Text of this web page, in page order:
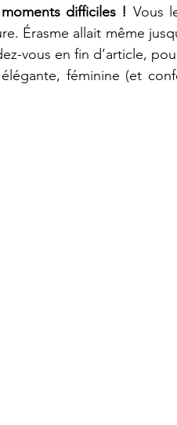
difficiles ! Vous
Érasme allait même
vous en fin d’article,
féminine (et